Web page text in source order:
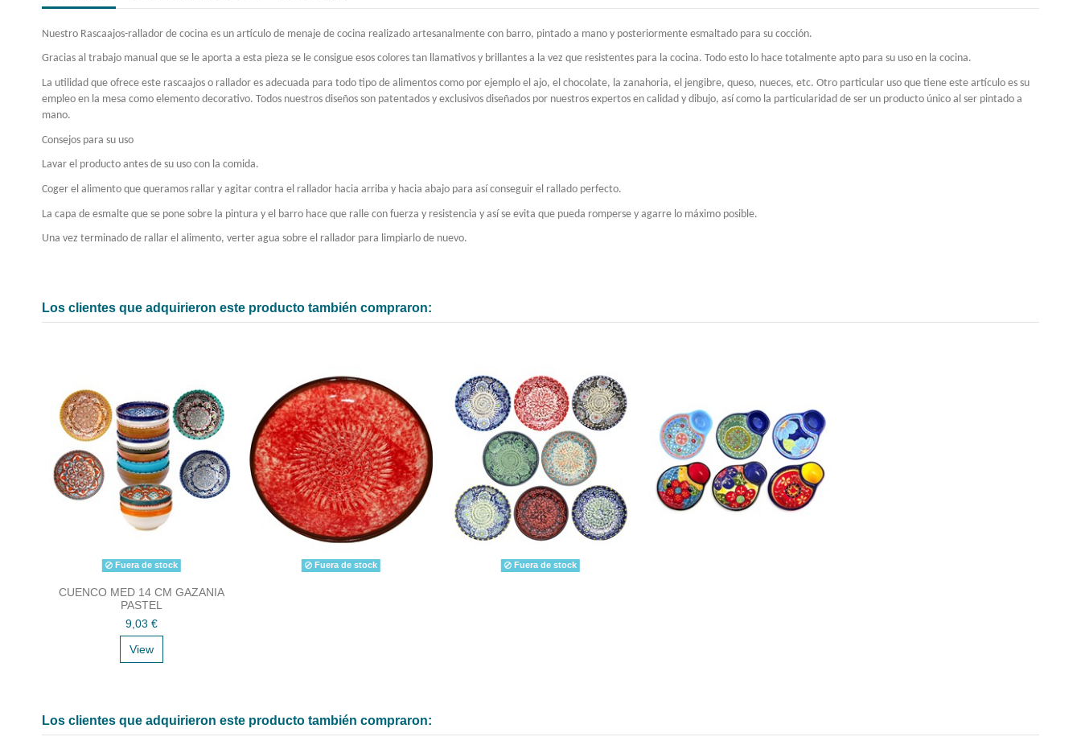
Nuestro Rascaajos-rallador de cocina es un artículo de menaje de cocina realizado artesanalmente con barro, pintado a mano y posteriormente esmaltado para su cocción.
Gracias al trabajo manual que se le aporta a esta pieza se le consigue esos colores tan llamativos y brillantes a la vez que resistentes para la cocina. Todo esto lo hace totalmente apto para su uso en la cocina.
La utilidad que ofrece este rascaajos o rallador es adecuada para todo tipo de alimentos como por ejemplo el ajo, el chocolate, la zanahoria, el jengibre, queso, nueces, etc. Otro particular uso que tiene este artículo es su
empleo en la mesa como elemento decorativo. Todos nuestros diseños son patentados y exclusivos diseñados por nuestros expertos en calidad y dibujo, así como la particularidad de ser un producto único al ser pintado a
mano.
Consejos para su uso
Lavar el producto antes de su uso con la comida.
Coger el alimento que queramos rallar y agitar contra el rallador hacia arriba y hacia abajo para así conseguir el rallado perfecto.
La capa de esmalte que se pone sobre la pintura y el barro hace que ralle con fuerza y resistencia y así se evita que pueda romperse y agarre lo máximo posible.
Una vez terminado de rallar el alimento, verter agua sobre el rallador para limpiarlo de nuevo.
Los clientes que adquirieron este producto también compraron:
Fuera de stock
CUENCO MED 14 CM GAZANIA
PASTEL
9,03 €
View
Fuera de stock Fuera de stock
Los clientes que adquirieron este producto también compraron: